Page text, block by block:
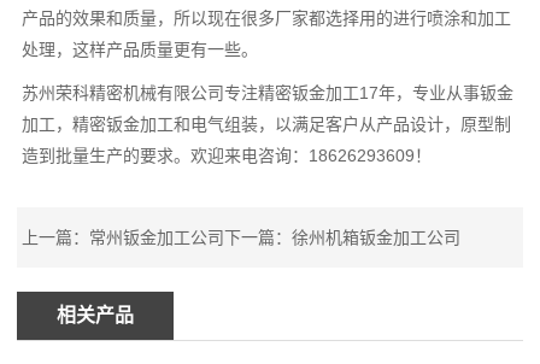
产品的效果和质量，所以现在很多厂家都选择用的进行喷涂和加工
处理，这样产品质量更有一些。
苏州荣科精密机械有限公司专注精密钣金加工17年，专业从事钣金
加工，精密钣金加工和电气组装，以满足客户从产品设计，原型制
造到批量生产的要求。欢迎来电咨询：18626293609！
上一篇： 常州钣金加工公司下一篇：徐州机箱钣金加工公司
相关产品